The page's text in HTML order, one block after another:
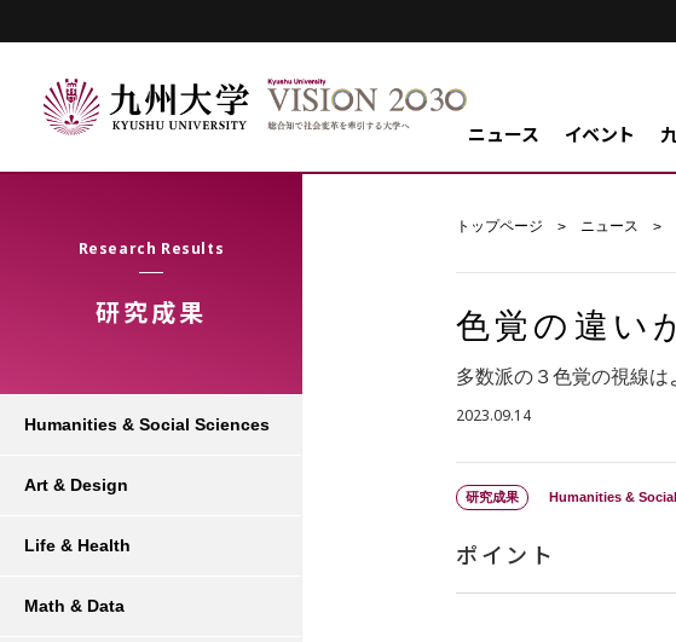
ニュース イベント
Research Results
研究成果
トップページ ニュース
色覚の違い
多数派の３色覚の視線
2023.09.14
研究成果 Humanities &
ポイント
Humanities & Social Sciences
Art & Design
Life & Health
Math & Data